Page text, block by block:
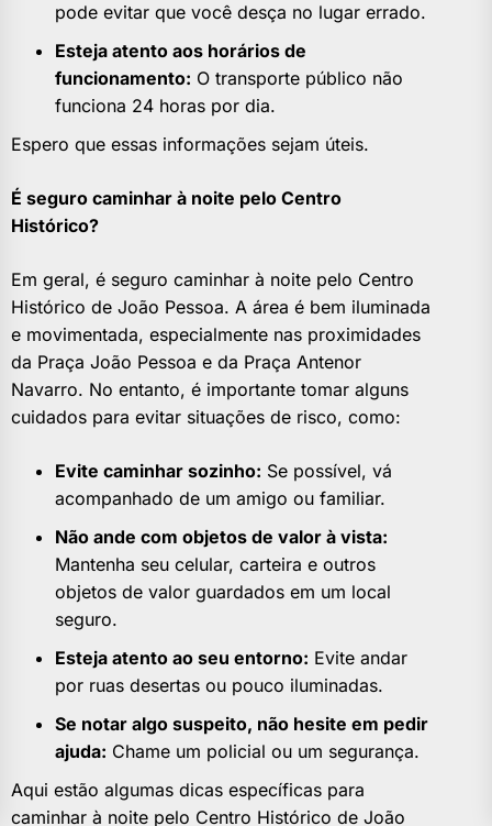
pode evitar que você desça no lugar errado.
Esteja atento aos horários de
funcionamento: O transporte público não
funciona 24 horas por dia.
Espero que essas informações sejam úteis.
É seguro caminhar à noite pelo Centro
Histórico?
Em geral, é seguro caminhar à noite pelo Centro
Histórico de João Pessoa. A área é bem iluminada
e movimentada, especialmente nas proximidades
da Praça João Pessoa e da Praça Antenor
Navarro. No entanto, é importante tomar alguns
cuidados para evitar situações de risco, como:
Evite caminhar sozinho: Se possível, vá
acompanhado de um amigo ou familiar.
Não ande com objetos de valor à vista:
Mantenha seu celular, carteira e outros
objetos de valor guardados em um local
seguro.
Esteja atento ao seu entorno: Evite andar
por ruas desertas ou pouco iluminadas.
Se notar algo suspeito, não hesite em pedir
ajuda: Chame um policial ou um segurança.
Aqui estão algumas dicas específicas para
caminhar à noite pelo Centro Histórico de João